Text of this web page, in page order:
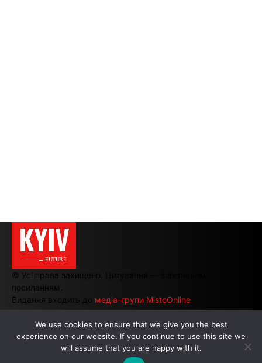
KYIV
———→ FUTURE
© Усі права захищено. Цитування — з активним
посиланням.
Видання входить до медіа-групи MistoOnline
АВТОРИ | РЕКЛАМА НА САЙТІ
We use cookies to ensure that we give you the best
experience on our website. If you continue to use this site we
will assume that you are happy with it.